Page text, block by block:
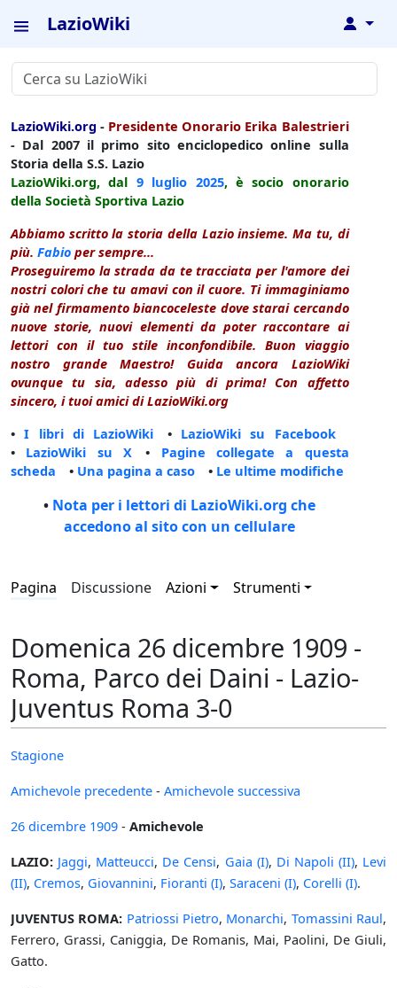
LazioWiki ↓
LazioWiki.org - Presidente Onorario Erika Balestrieri
- Dal 2007 il primo sito enciclopedico online sulla
Storia della S.S. Lazio
LazioWiki.org, dal 9 luglio 2025, è socio onorario
della Società Sportiva Lazio
Abbiamo scritto la storia della Lazio insieme. Ma tu, di
più. Fabio per sempre...
Proseguiremo la strada da te tracciata per l'amore dei
nostri colori che tu amavi con il cuore. Ti immaginiamo
già nel firmamento biancoceleste dove starai cercando
nuove storie, nuovi elementi da poter raccontare ai
lettori con il tuo stile inconfondibile. Buon viaggio
nostro grande Maestro! Guida ancora LazioWiki
ovunque tu sia, adesso più di prima! Con affetto
sincero, i tuoi amici di LazioWiki.org
•I libri di LazioWiki • LazioWiki su Facebook
• LazioWiki su X • Pagine collegate a questa
scheda • Una pagina a caso • Le ultime modifiche
• Nota per i lettori di LazioWiki.org che
accedono al sito con un cellulare
Pagina Discussione Azioni Strumenti
Domenica 26 dicembre 1909 -
Roma, Parco dei Daini - Lazio-
Juventus Roma 3-0
Stagione
Amichevole precedente - Amichevole successiva
26 dicembre 1909 - Amichevole
LAZIO: Jaggi, Matteucci, De Censi, Gaia (I), Di Napoli (II), Levi
(II), Cremos, Giovannini, Fioranti (I), Saraceni (I), Corelli (I).
JUVENTUS ROMA: Patriossi Pietro, Monarchi, Tomassini Raul,
Ferrero, Grassi, Caniggia, De Romanis, Mai, Paolini, De Giuli,
Gatto.